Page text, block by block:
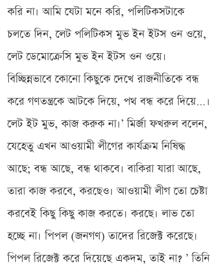
করি না। আমি যেটা মনে করি, পলিটিকসটাকে
চলতে দিন, লেট পলিটিকস মুভ ইন ইটস ওন ওয়ে,
লেট ডেমোক্রেসি মুভ ইন ইটস ওন ওয়ে।
বিচ্ছিন্নভাবে কোনো কিছুকে দেখে রাজনীতিকে বন্ধ
করে গণতন্ত্রকে আটকে দিয়ে, পথ বন্ধ করে দিয়ে…।
লেট ইট মুভ, কাজ করুক না।’ মির্জা ফখরুল বলেন,
যেহেতু এখন আওয়ামী লীগের কার্যক্রম নিষিদ্ধ
আছে; বন্ধ আছে, বন্ধ থাকবে। বাকিরা যারা আছে,
তারা কাজ করবে, করছেও। আওয়ামী লীগ তো চেষ্টা
করবেই কিছু কিছু কাজ করতে। করছে। লাভ তো
হচ্ছে না। পিপল (জনগণ) তাদের রিজেক্ট করেছে।
পিপল রিজেক্ট করে দিয়েছে একদম, তাই না? ’ তিনি